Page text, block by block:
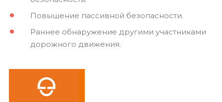
Повышение пассивной безопасности.
Раннее обнаружение другими участниками
дорожного движения.